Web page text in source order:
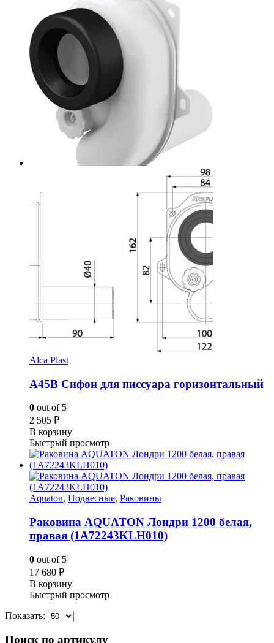
Alca Plast
A45B Cифон для писсуара горизонтальный
0 out of 5
2 505 ₽
В корзину
Быстрый просмотр
Aquaton, Подвесные, Раковины
Раковина AQUATON Лондри 1200 белая,
правая (1A72243KLH010)
0 out of 5
17 680 ₽
В корзину
Быстрый просмотр
Показать:
Поиск по артикулу